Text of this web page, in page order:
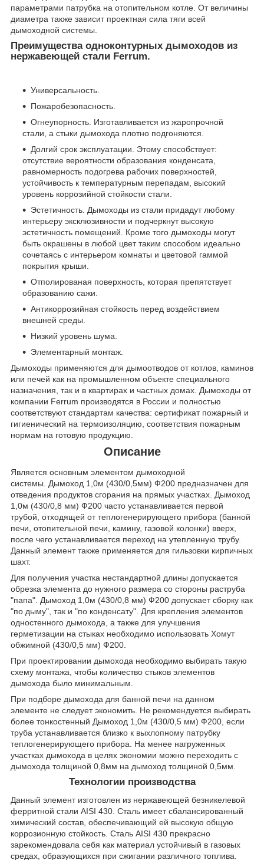
параметрами патрубка на отопительном котле. От величины
диаметра также зависит проектная сила тяги всей
дымоходной системы.
Преимущества одноконтурных дымоходов из
нержавеющей стали Ferrum.
Универсальность.
Пожаробезопасность.
Огнеупорность. Изготавливается из жаропрочной
стали, а стыки дымохода плотно подгоняются.
Долгий срок эксплуатации. Этому способствует:
отсутствие вероятности образования конденсата,
равномерность подогрева рабочих поверхностей,
устойчивость к температурным перепадам, высокий
уровень коррозийной стойкости стали.
Эстетичность. Дымоходы из стали придадут любому
интерьеру эксклюзивности и подчеркнут высокую
эстетичность помещений. Кроме того дымоходы могут
быть окрашены в любой цвет таким способом идеально
сочетаясь с интерьером комнаты и цветовой гаммой
покрытия крыши.
Отполированая поверхность, которая препятствует
образованию сажи.
Антикоррозийная стойкость перед воздействием
внешней среды.
Низкий уровень шума.
Элементарный монтаж.
Дымоходы применяются для дымоотводов от котлов, каминов
или печей как на промышленном объекте специального
назначения, так и в квартирах и частных домах. Дымоходы от
компании Ferrum производятся в России и полностью
соответствуют стандартам качества: сертификат пожарный и
гигиенический на термоизоляцию, соответствия пожарным
нормам на готовую продукцию.
Описание
Является основным элементом дымоходной
системы. Дымоход 1,0м (430/0,5мм) Ф200 предназначен для
отведения продуктов сгорания на прямых участках. Дымоход
1,0м (430/0,8 мм) Ф200 часто устанавливается первой
трубой, отходящей от теплогенерирующего прибора (банной
печи, отопительной печи, камину, газовой колонки) вверх,
после чего устанавливается переход на утепленную трубу.
Данный элемент также применяется для гильзовки кирпичных
шахт.
Для получения участка нестандартной длины допускается
обрезка элемента до нужного размера со стороны раструба
"папа". Дымоход 1,0м (430/0,8 мм) Ф200 допускает сборку как
"по дыму", так и "по конденсату". Для крепления элементов
одностенного дымохода, а также для улучшения
герметизации на стыках необходимо использовать Хомут
обжимной (430/0,5 мм) Ф200.
При проектировании дымохода необходимо выбирать такую
схему монтажа, чтобы количество стыков элементов
дымохода было минимальным.
При подборе дымохода для банной печи на данном
элементе не следует экономить. Не рекомендуется выбирать
более тонкостенный Дымоход 1,0м (430/0,5 мм) Ф200, если
труба устанавливается близко к выхлопному патрубку
теплогенерирующего прибора. На менее нагруженных
участках дымохода в целях экономии можно переходить с
дымохода толщиной 0,8мм на дымоход толщиной 0,5мм.
Технологии производства
Данный элемент изготовлен из нержавеющей безникелевой
ферритной стали AISI 430. Сталь имеет сбалансированный
химический состав, обеспечивающий ей высокую общую
коррозионную стойкость. Сталь AISI 430 прекрасно
зарекомендовала себя как материал устойчивый в газовых
средах, образующихся при сжигании различного топлива.